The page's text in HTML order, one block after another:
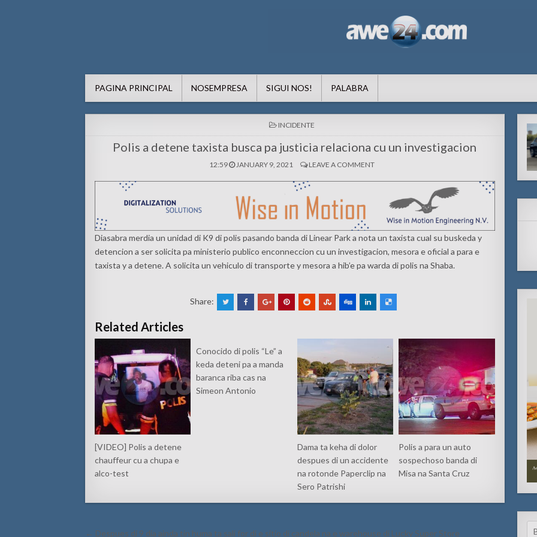
PAGINA PRINCIPAL NOSEMPRESA SIGUI NOS! PALABRA
POSTED
IN
INCIDENTE
Polis a detene taxista busca pa justicia relaciona cu un investigacion
12:59 JANUARY 9, 2021 LEAVE A COMMENT
Diasabra merdia un unidad di K9 di polis pasando banda di Linear Park a nota un taxista cual su buskeda y
detencion a ser solicita pa ministerio publico enconneccion cu un investigacion, mesora e oficial a para e
taxista y a detene. A solicita un vehiculo di transporte y mesora a hib’e pa warda di polis na Shaba.
Share:
Related Articles
[VIDEO] Polis a detene
chauffeur cu a chupa e
alco-test
Conocido di polis “Le” a
keda deteni pa a manda
baranca riba cas na
Simeon Antonio
Dama ta keha di dolor
despues di un accidente
na rotonde Paperclip na
Sero Patrishi
Polis a para un auto
sospechoso banda di
Misa na Santa Cruz
Post
← Despues di 9 dia ainda tin huma ta sali for di e sitio di candela na e warehouse di Lucky Super Store